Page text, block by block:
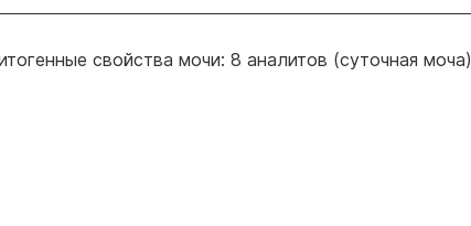
свойства мочи: 8 аналитов (суточная моча)